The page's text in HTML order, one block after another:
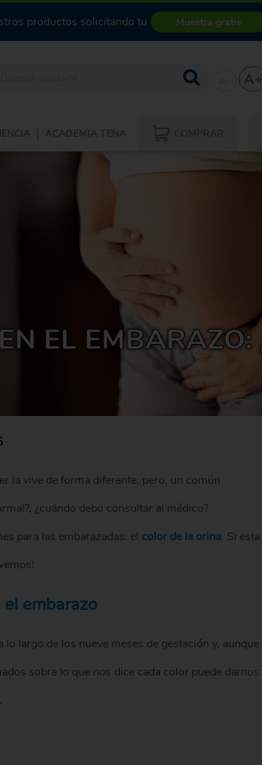
productos solicitando tu Muestra gratis
A+
ACADEMIA TENA COMPRAR
EL
la vive de forma diferente, pero, un común
¿cuándo debo consultar al médico?
para las embarazadas: el color de la orina. Si esta
embarazo
largo de los nueve meses de gestación y, aunque
sobre lo que nos dice cada color puede darnos